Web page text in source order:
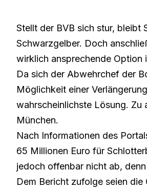
Stellt der BVB sich stur, bleibt
Schwarzgelber. Doch
wirklich ansprechende Option
Da sich der Abwehrchef der
Möglichkeit einer
wahrscheinlichste Lösung. Zu
München.
Nach Informationen des
65 Millionen Euro für
jedoch offenbar nicht ab,
Dem Bericht zufolge seien